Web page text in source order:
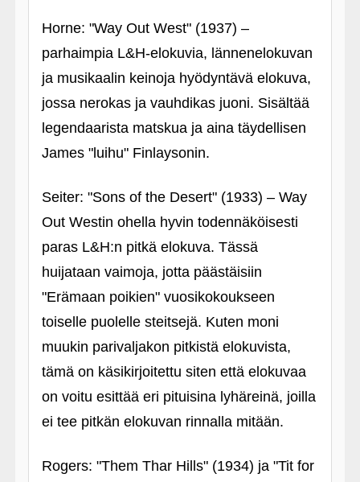
Horne: "Way Out West" (1937) –
parhaimpia L&H-elokuvia, lännenelokuvan
ja musikaalin keinoja hyödyntävä elokuva,
jossa nerokas ja vauhdikas juoni. Sisältää
legendaarista matskua ja aina täydellisen
James "luihu" Finlaysonin.
Seiter: "Sons of the Desert" (1933) – Way
Out Westin ohella hyvin todennäköisesti
paras L&H:n pitkä elokuva. Tässä
huijataan vaimoja, jotta päästäisiin
"Erämaan poikien" vuosikokoukseen
toiselle puolelle steitsejä. Kuten moni
muukin parivaljakon pitkistä elokuvista,
tämä on käsikirjoitettu siten että elokuvaa
on voitu esittää eri pituisina lyhäreinä, joilla
ei tee pitkän elokuvan rinnalla mitään.
Rogers: "Them Thar Hills" (1934) ja "Tit for